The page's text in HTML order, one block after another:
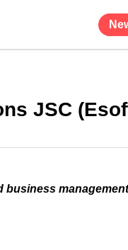
JSC
business